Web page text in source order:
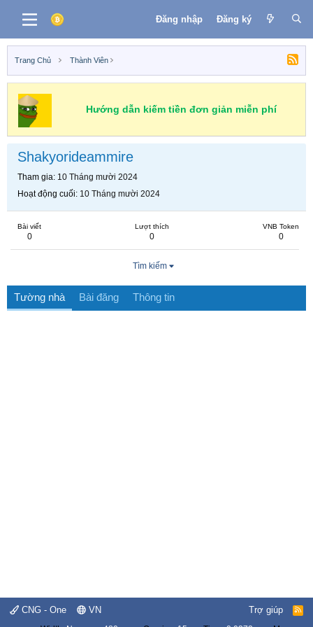
Đăng nhập Đăng ký
Trang Chủ Thành Viên
Hướng dẫn kiếm tiền đơn giản miễn phí
Shakyorideammire
Tham gia 10 Tháng mười 2024
Hoạt động cuối 10 Tháng mười 2024
Bài viết
0
Lượt thích
0
VNB Token
0
Tìm kiếm
Tường nhà Bài đăng Thông tin
CNG - One VN Trợ giúp
R